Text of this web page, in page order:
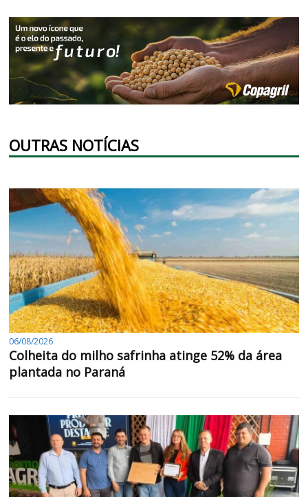
OUTRAS NOTÍCIAS
06/08/2026
Colheita do milho safrinha atinge 52% da área
plantada no Paraná